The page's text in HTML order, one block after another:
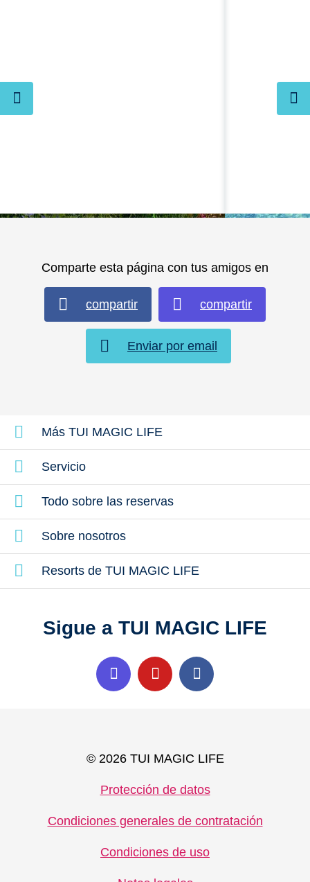
Comparte esta página con tus amigos en
compartir compartir
Enviar por email
Más TUI MAGIC LIFE
Servicio
Todo sobre las reservas
Sobre nosotros
Resorts de TUI MAGIC LIFE
Sigue a TUI MAGIC LIFE
© 2026 TUI MAGIC LIFE
Protección de datos
Condiciones generales de contratación
Condiciones de uso